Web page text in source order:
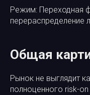
Режим: Переходная
перераспределение
Общая
Рынок не выглядит
полноценного risk-